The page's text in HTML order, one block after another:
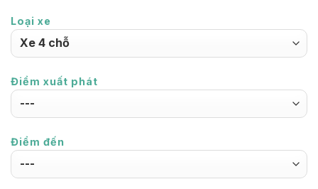
Loại xe
Điểm xuất phát
Điểm đến